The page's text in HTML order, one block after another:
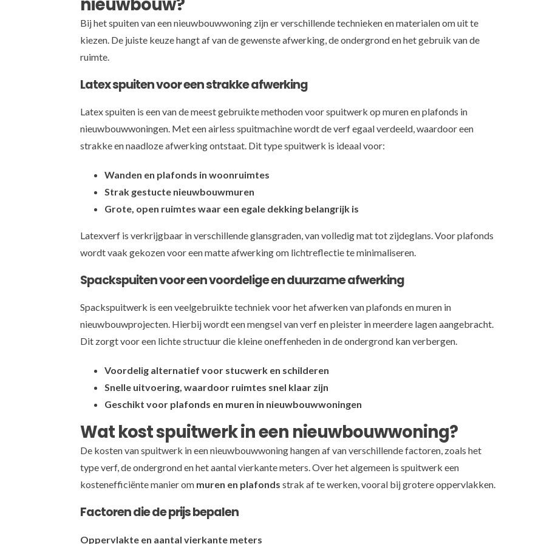
Bij het spuiten van een nieuwbouwwoning zijn er verschillende technieken en materialen om uit te
kiezen. De juiste keuze hangt af van de gewenste afwerking, de ondergrond en het gebruik van de
ruimte.
Latex spuiten voor een strakke afwerking
Latex spuiten is een van de meest gebruikte methoden voor spuitwerk op muren en plafonds in
nieuwbouwwoningen. Met een airless spuitmachine wordt de verf egaal verdeeld, waardoor een
strakke en naadloze afwerking ontstaat. Dit type spuitwerk is ideaal voor:
Wanden en plafonds in woonruimtes
Strak gestucte nieuwbouwmuren
Grote, open ruimtes waar een egale dekking belangrijk is
Latexverf is verkrijgbaar in verschillende glansgraden, van volledig mat tot zijdeglans. Voor plafonds
wordt vaak gekozen voor een matte afwerking om lichtreflectie te minimaliseren.
Spackspuiten voor een voordelige en duurzame afwerking
Spackspuitwerk is een veelgebruikte techniek voor het afwerken van plafonds en muren in
nieuwbouwprojecten. Hierbij wordt een mengsel van verf en pleister in meerdere lagen aangebracht.
Dit zorgt voor een lichte structuur die kleine oneffenheden in de ondergrond kan verbergen.
Voordelig alternatief voor stucwerk en schilderen
Snelle uitvoering, waardoor ruimtes snel klaar zijn
Geschikt voor plafonds en muren in nieuwbouwwoningen
Wat kost spuitwerk in een nieuwbouwwoning?
De kosten van spuitwerk in een nieuwbouwwoning hangen af van verschillende factoren, zoals het
type verf, de ondergrond en het aantal vierkante meters. Over het algemeen is spuitwerk een
kostenefficiënte manier om muren en plafonds strak af te werken, vooral bij grotere oppervlakken.
Factoren die de prijs bepalen
Oppervlakte en aantal vierkante meters